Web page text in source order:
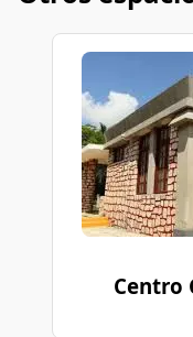
Centro